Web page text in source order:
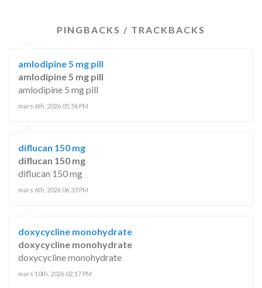
PINGBACKS / TRACKBACKS
amlodipine 5 mg pill
amlodipine 5 mg pill
amlodipine 5 mg pill
mars 6th, 2026 05:56 PM
diflucan 150 mg
diflucan 150 mg
diflucan 150 mg
mars 6th, 2026 06:33 PM
doxycycline monohydrate
doxycycline monohydrate
doxycycline monohydrate
mars 10th, 2026 02:17 PM